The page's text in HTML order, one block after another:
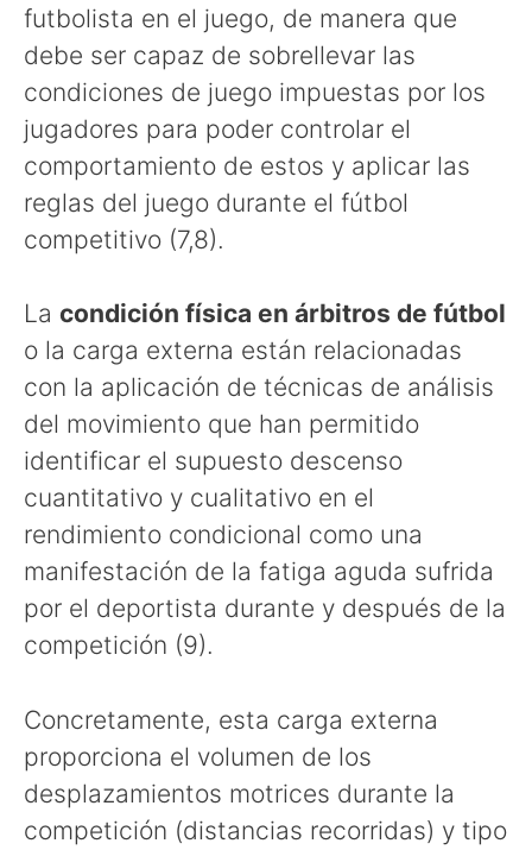
futbolista en el juego, de manera que
debe ser capaz de sobrellevar las
condiciones de juego impuestas por los
jugadores para poder controlar el
comportamiento de estos y aplicar las
reglas del juego durante el fútbol
competitivo (7,8).
La condición física en árbitros de fútbol
o la carga externa están relacionadas
con la aplicación de técnicas de análisis
del movimiento que han permitido
identificar el supuesto descenso
cuantitativo y cualitativo en el
rendimiento condicional como una
manifestación de la fatiga aguda sufrida
por el deportista durante y después de la
competición (9).
Concretamente, esta carga externa
proporciona el volumen de los
desplazamientos motrices durante la
competición (distancias recorridas) y tipo